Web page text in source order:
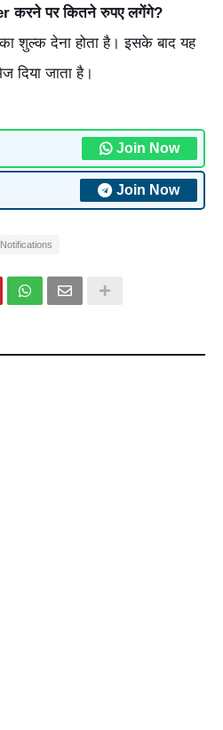
करने पर कितने रुपए लगेंगे?
शुल्क देना होता है। इसके बाद यह
दिया जाता है।
Join Now
Join Now